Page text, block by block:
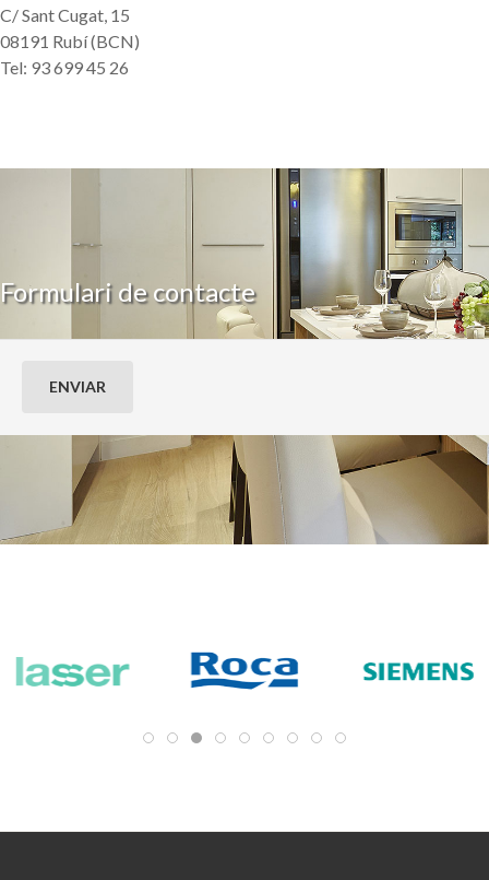
C/ Sant Cugat, 15
08191 Rubí (BCN)
Tel: 93 699 45 26
Formulari de contacte
ENVIAR